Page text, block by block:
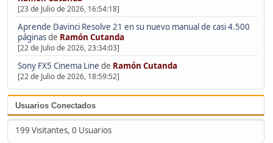
[23 de Julio de 2026, 16:54:18]
Aprende Davinci Resolve 21 en su nuevo manual de casi 4.500
páginasde Ramón Cutanda
[22 de Julio de 2026, 23:34:03]
Sony FX5 Cinema Line de Ramón Cutanda
[22 de Julio de 2026, 18:59:52]
Usuarios Conectados
199 Visitantes, 0 Usuarios